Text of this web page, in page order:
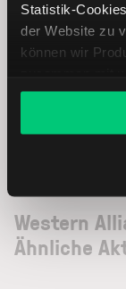
Statistik-
der Website zu
können wir
Angebote
Sie zulassen
Sie jederzeit in
Weitere Infos
Alliance
besser
interpretieren
Western
Ähnliche